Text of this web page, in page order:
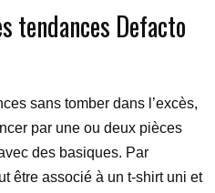
tendances Defacto
sans tomber dans l’excès,
par une ou deux pièces
des basiques. Par
être associé à un t-shirt uni et